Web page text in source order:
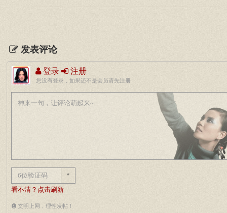
发表评论
登录 注册
您没有登录，如果还不是会员请先注册
*
看不清？点击刷新
文明上网，理性发帖！